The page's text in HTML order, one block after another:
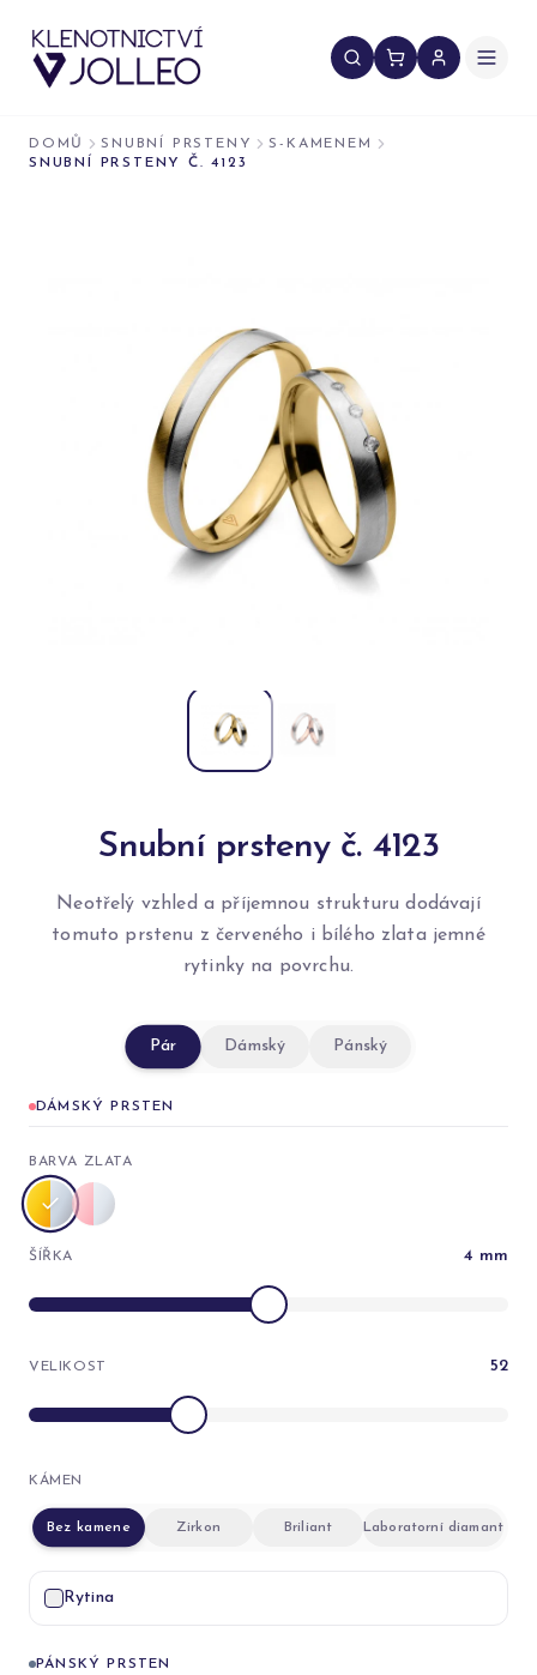
DOMŮ SNUBNÍ PRSTENY
S-KAMENEM
SNUBNÍ PRSTENY Č. 4123
Snubní prsteny č. 4123
Neotřelý vzhled a příjemnou strukturu dodávají
tomuto prstenu z červeného i bílého zlata jemné
rytinky na povrchu.
Pár Dámský Pánský
DÁMSKÝ PRSTEN
BARVA ZLATA
ŠÍŘKA 4 mm
VELIKOST 52
KÁMEN
Bez kamene Zirkon Briliant Laboratorní diamant
Rytina
PÁNSKÝ PRSTEN